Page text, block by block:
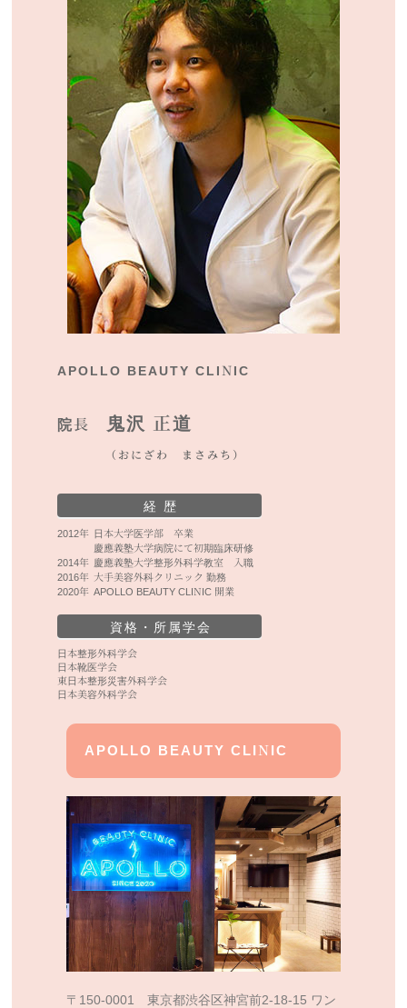
APOLLO BEAUTY CLINIC
院長 鬼沢 正道
（おにざわ まさみち）
経 歴
2012年 日本大学医学部 卒業
慶應義塾大学病院にて初期臨床研修
2014年 慶應義塾大学整形外科学教室 入職
2016年 大手美容外科クリニック 勤務
2020年 APOLLO BEAUTY CLINIC 開業
資格・所属学会
日本整形外科学会
日本靴医学会
東日本整形災害外科学会
日本美容外科学会
APOLLO BEAUTY CLINIC
〒150-0001 東京都渋谷区神宮前2-18-15 ワン